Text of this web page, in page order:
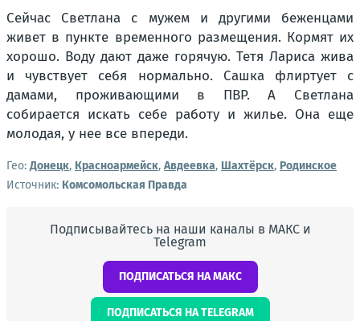
Сейчас Светлана с мужем и другими беженцами
живет в пункте временного размещения. Кормят их
хорошо. Воду дают даже горячую. Тетя Лариса жива
и чувствует себя нормально. Сашка флиртует с
дамами, проживающими в ПВР. А Светлана
собирается искать себе работу и жилье. Она еще
молодая, у нее все впереди.
Гео:Донецк, Красноармейск, Авдеевка, Шахтёрск, Родинское
Источник: Комсомольская Правда
Подписывайтесь на наши каналы в МАКС и
Telegram
ПОДПИСАТЬСЯ НА МАКС
ПОДПИСАТЬСЯ НА TELEGRAM